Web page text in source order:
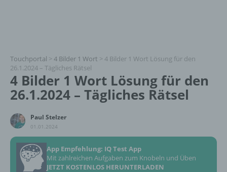
Touchportal > 4 Bilder 1 Wort > 4 Bilder 1 Wort Lösung für den
26.1.2024 – Tägliches Rätsel
4 Bilder 1 Wort Lösung für den
26.1.2024 – Tägliches Rätsel
Paul Stelzer
01.01.2024
App Empfehlung: IQ Test App
Mit zahlreichen Aufgaben zum Knobeln und Üben
JETZT KOSTENLOS HERUNTERLADEN